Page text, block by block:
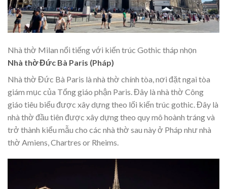
Nhà thờ Milan nổi tiếng với kiến trúc Gothic tháp nhọn
Nhà thờ Đức Bà Paris (Pháp)
Nhà thờ Đức Bà Paris là nhà thờ chính tòa, nơi đặt ngai tòa
giám mục của Tổng giáo phận Paris. Đây là nhà thờ Công
giáo tiêu biểu được xây dựng theo lối kiến trúc gothic. Đây là
nhà thờ đầu tiên được xây dựng theo quy mô hoành tráng và
trở thành kiểu mẫu cho các nhà thờ sau này ở Pháp như nhà
thờ Amiens, Chartres or Rheims.